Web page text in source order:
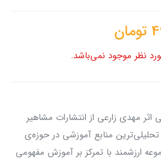
تومان
نظر موجود نمی‌باشد.
مهدی زارعی از انتشارات مشاهیر
منابع آموزشی در حوزه‌ی
ارزشمند با تمرکز بر آموزش مفهومی